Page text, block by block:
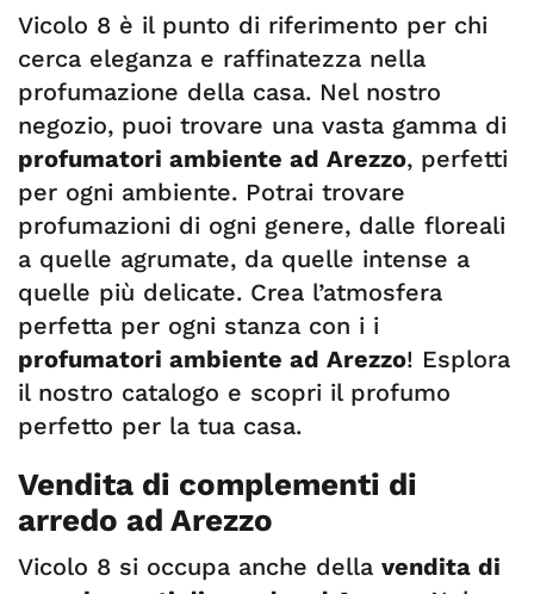
Vicolo 8 è il punto di riferimento per chi
cerca eleganza e raffinatezza nella
profumazione della casa. Nel nostro
negozio, puoi trovare una vasta gamma di
profumatori ambiente ad Arezzo, perfetti
per ogni ambiente. Potrai trovare
profumazioni di ogni genere, dalle floreali
a quelle agrumate, da quelle intense a
quelle più delicate. Crea l’atmosfera
perfetta per ogni stanza con i i
profumatori ambiente ad Arezzo! Esplora
il nostro catalogo e scopri il profumo
perfetto per la tua casa.
Vendita di complementi di
arredo ad Arezzo
Vicolo 8 si occupa anche della vendita di